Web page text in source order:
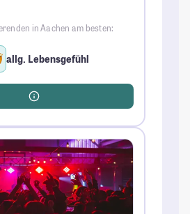
in Aachen am besten:
allg. Lebensgefühl